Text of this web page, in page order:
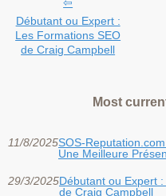
Débutant ou Expert :
Les Formations SEO
de Craig Campbell
Most
11/8/2025SOS-
Une Meilleure
29/3/2025Débutant ou Expert
de Craig Campbell